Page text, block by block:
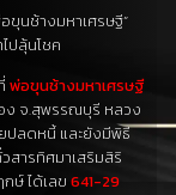
ขุนช้างมหาเศรษฐี”
ปลุ้นโชค
พ่อขุนช้างมหาเศรษฐี
ง จ.สุพรรณบุรี หลวง
ปลดหนี้ และยังมีพิธี
สารทิศมาเสริมสิริ
ษ์ ได้เลข 641-29